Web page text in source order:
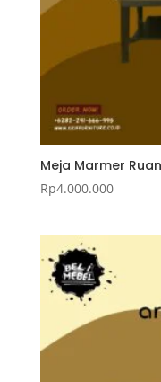
Meja Marmer
Rp4.000.000